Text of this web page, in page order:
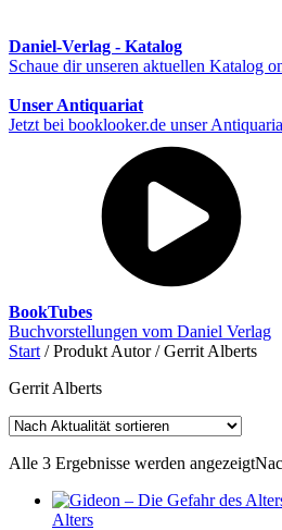
Daniel-Verlag - Katalog
Schaue dir unseren aktuellen Katalog
Unser Antiquariat
Jetzt bei booklooker.de unser
BookTubes
Buchvorstellungen vom Daniel Verlag
Start / Produkt Autor / Gerrit Alberts
Gerrit Alberts
Alle 3 Ergebnisse werden angezeigt
Alters